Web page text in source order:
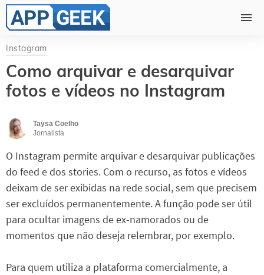
Instagram
Como arquivar e desarquivar
fotos e vídeos no Instagram
Taysa Coelho
Jornalista
O Instagram permite arquivar e desarquivar publicações
do feed e dos stories. Com o recurso, as fotos e vídeos
deixam de ser exibidas na rede social, sem que precisem
ser excluídos permanentemente. A função pode ser útil
para ocultar imagens de ex-namorados ou de
momentos que não deseja relembrar, por exemplo.
Para quem utiliza a plataforma comercialmente, a